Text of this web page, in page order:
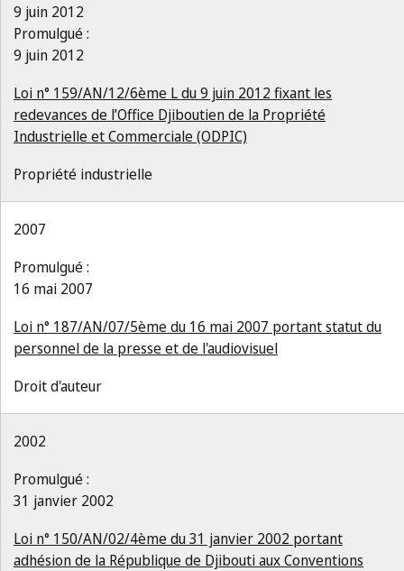
9 juin 2012
Promulgué :
9 juin 2012
Loi n° 159/AN/12/6ème L du 9 juin 2012 fixant les
redevances de l’Office Djiboutien de la Propriété
Industrielle et Commerciale (ODPIC)
Propriété industrielle
2007
Promulgué :
16 mai 2007
Loi n° 187/AN/07/5ème du 16 mai 2007 portant statut du
personnel de la presse et de l'audiovisuel
Droit d'auteur
2002
Promulgué :
31 janvier 2002
Loi n° 150/AN/02/4ème du 31 janvier 2002 portant
adhésion de la République de Djibouti aux Conventions